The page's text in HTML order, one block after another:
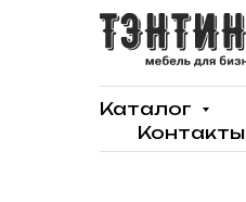
Каталог
Контакты